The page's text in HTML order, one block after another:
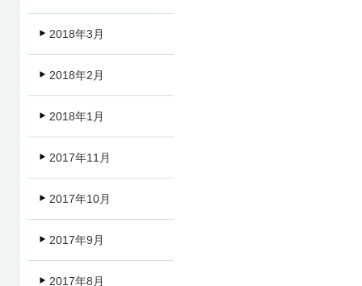
2018年3月
2018年2月
2018年1月
2017年11月
2017年10月
2017年9月
2017年8月